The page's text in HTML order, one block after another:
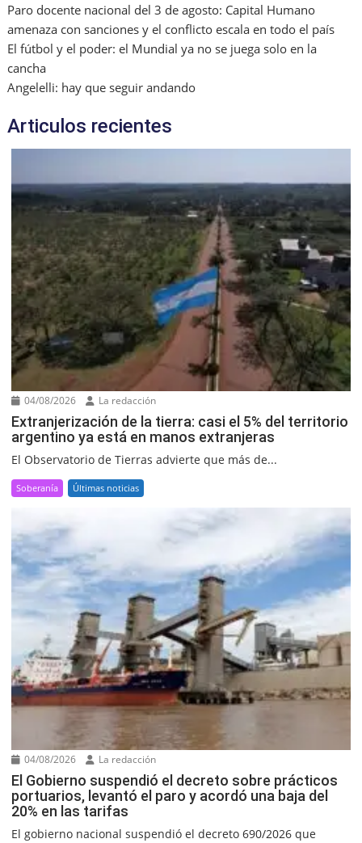
Paro docente nacional del 3 de agosto: Capital Humano
amenaza con sanciones y el conflicto escala en todo el país
El fútbol y el poder: el Mundial ya no se juega solo en la
cancha
Angelelli: hay que seguir andando
Articulos recientes
04/08/2026 La redacción
Extranjerización de la tierra: casi el 5% del territorio
argentino ya está en manos extranjeras
El Observatorio de Tierras advierte que más de...
Soberanía Últimas noticias
04/08/2026 La redacción
El Gobierno suspendió el decreto sobre prácticos
portuarios, levantó el paro y acordó una baja del
20% en las tarifas
El gobierno nacional suspendió el decreto 690/2026 que